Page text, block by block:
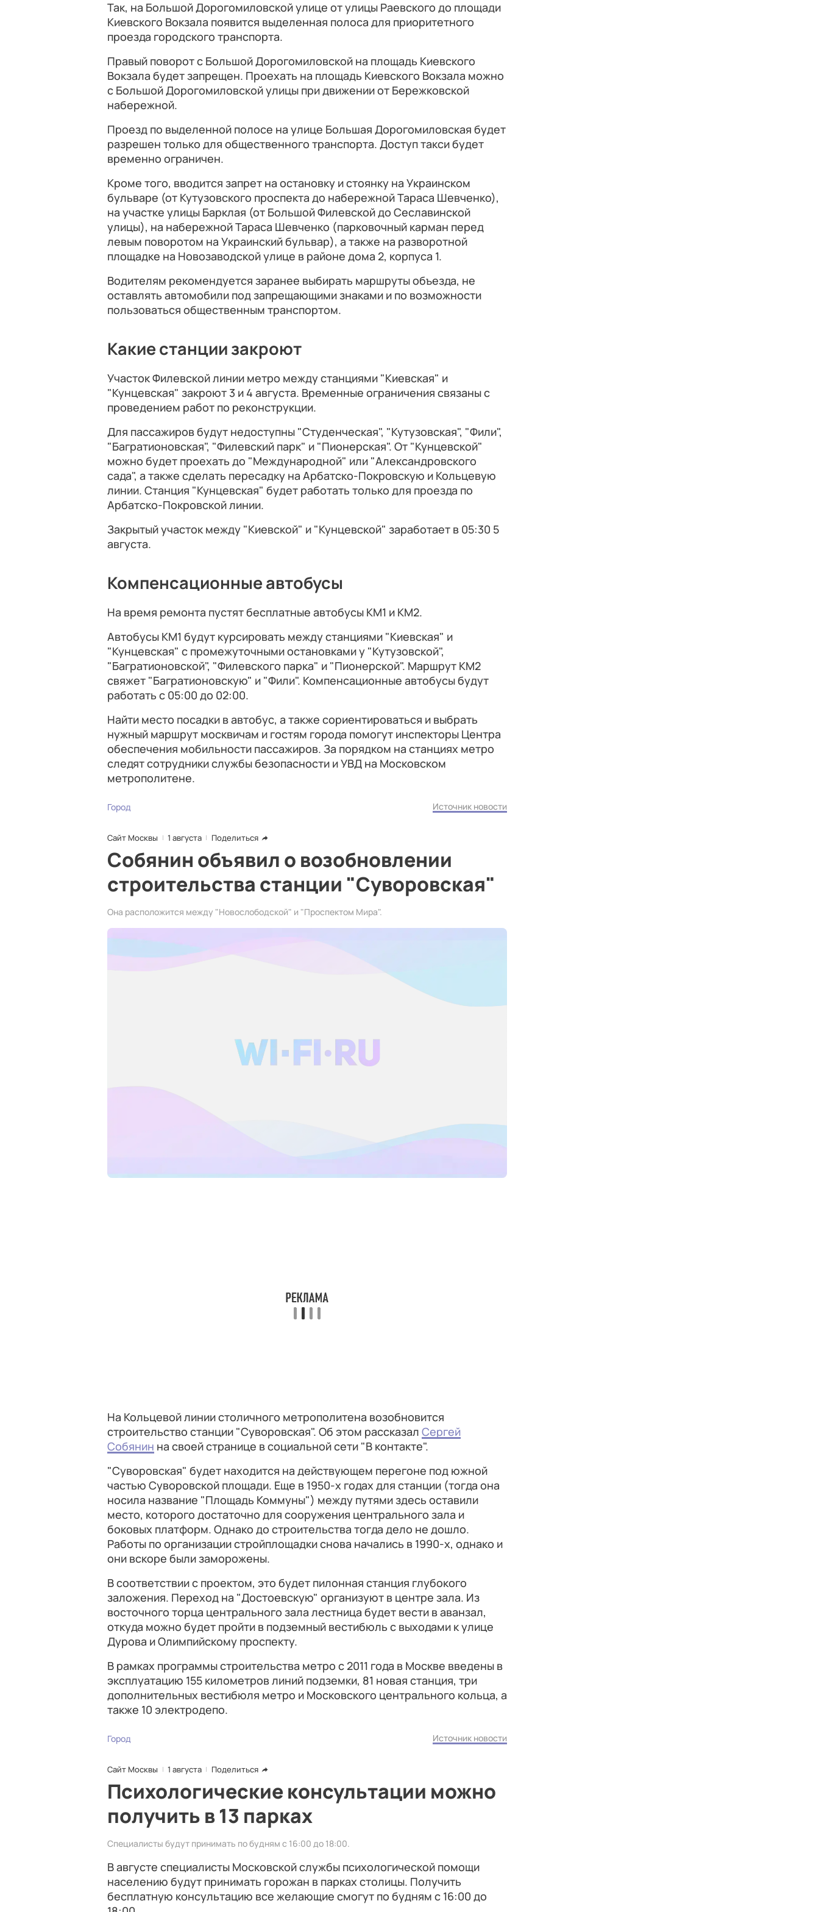
Так, на Большой Дорогомиловской улице от улицы Раевского до площади
Киевского Вокзала появится выделенная полоса для приоритетного
проезда городского транспорта.
Правый поворот с Большой Дорогомиловской на площадь Киевского
Вокзала будет запрещен. Проехать на площадь Киевского Вокзала можно
с Большой Дорогомиловской улицы при движении от Бережковской
набережной.
Проезд по выделенной полосе на улице Большая Дорогомиловская будет
разрешен только для общественного транспорта. Доступ такси будет
временно ограничен.
Кроме того, вводится запрет на остановку и стоянку на Украинском
бульваре (от Кутузовского проспекта до набережной Тараса Шевченко),
на участке улицы Барклая (от Большой Филевской до Сеславинской
улицы), на набережной Тараса Шевченко (парковочный карман перед
левым поворотом на Украинский бульвар), а также на разворотной
площадке на Новозаводской улице в районе дома 2, корпуса 1.
Водителям рекомендуется заранее выбирать маршруты объезда, не
оставлять автомобили под запрещающими знаками и по возможности
пользоваться общественным транспортом.
Какие станции закроют
Участок Филевской линии метро между станциями "Киевская" и
"Кунцевская" закроют 3 и 4 августа. Временные ограничения связаны с
проведением работ по реконструкции.
Для пассажиров будут недоступны "Студенческая", "Кутузовская", "Фили",
"Багратионовская", "Филевский парк" и "Пионерская". От "Кунцевской"
можно будет проехать до "Международной" или "Александровского
сада", а также сделать пересадку на Арбатско-Покровскую и Кольцевую
линии. Станция "Кунцевская" будет работать только для проезда по
Арбатско-Покровской линии.
Закрытый участок между "Киевской" и "Кунцевской" заработает в 05:30 5
августа.
Компенсационные автобусы
На время ремонта пустят бесплатные автобусы КМ1 и КМ2.
Автобусы КМ1 будут курсировать между станциями "Киевская" и
"Кунцевская" с промежуточными остановками у "Кутузовской",
"Багратионовской", "Филевского парка" и "Пионерской". Маршрут КМ2
свяжет "Багратионовскую" и "Фили". Компенсационные автобусы будут
работать с 05:00 до 02:00.
Найти место посадки в автобус, а также сориентироваться и выбрать
нужный маршрут москвичам и гостям города помогут инспекторы Центра
обеспечения мобильности пассажиров. За порядком на станциях метро
следят сотрудники службы безопасности и УВД на Московском
метрополитене.
Город Источник новости
Сайт Москвы 1 августа Поделиться
Собянин объявил о возобновлении
строительства станции "Суворовская"
Она расположится между "Новослободской" и "Проспектом Мира".
На Кольцевой линии столичного метрополитена возобновится
строительство станции "Суворовская". Об этом рассказал Сергей
Собянин на своей странице в социальной сети "В контакте".
"Суворовская" будет находится на действующем перегоне под южной
частью Суворовской площади. Еще в 1950-х годах для станции (тогда она
носила название "Площадь Коммуны") между путями здесь оставили
место, которого достаточно для сооружения центрального зала и
боковых платформ. Однако до строительства тогда дело не дошло.
Работы по организации стройплощадки снова начались в 1990-х, однако и
они вскоре были заморожены.
В соответствии с проектом, это будет пилонная станция глубокого
заложения. Переход на "Достоевскую" организуют в центре зала. Из
восточного торца центрального зала лестница будет вести в аванзал,
откуда можно будет пройти в подземный вестибюль с выходами к улице
Дурова и Олимпийскому проспекту.
В рамках программы строительства метро с 2011 года в Москве введены в
эксплуатацию 155 километров линий подземки, 81 новая станция, три
дополнительных вестибюля метро и Московского центрального кольца, а
также 10 электродепо.
Город Источник новости
Сайт Москвы 1 августа Поделиться
Психологические консультации можно
получить в 13 парках
Специалисты будут принимать по будням с 16:00 до 18:00.
В августе специалисты Московской службы психологической помощи
населению будут принимать горожан в парках столицы. Получить
бесплатную консультацию все желающие смогут по будням с 16:00 до